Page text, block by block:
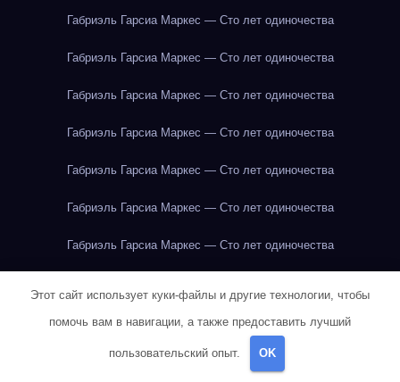
Габриэль Гарсиа Маркес — Сто лет одиночества
Габриэль Гарсиа Маркес — Сто лет одиночества
Габриэль Гарсиа Маркес — Сто лет одиночества
Габриэль Гарсиа Маркес — Сто лет одиночества
Габриэль Гарсиа Маркес — Сто лет одиночества
Габриэль Гарсиа Маркес — Сто лет одиночества
Габриэль Гарсиа Маркес — Сто лет одиночества
Габриэль Гарсиа Маркес — Сто лет одиночества
Габриэль Гарсиа Маркес — Сто лет одиночества
Этот сайт использует куки-файлы и другие технологии, чтобы
помочь вам в навигации, а также предоставить лучший
пользовательский опыт. OK